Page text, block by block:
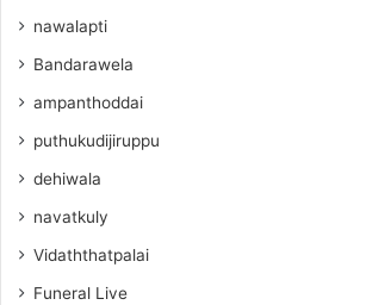
nawalapti
Bandarawela
ampanthoddai
puthukudijiruppu
dehiwala
navatkuly
Vidaththatpalai
Funeral Live